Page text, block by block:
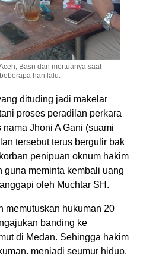
Basri dan mertuanya saat
hari lalu.
dituding jadi makelar
proses peradilan perkara
Jhoni A Gani (suami
tersebut terus bergulir bak
penipuan oknum hakim
guna meminta kembali uang
oleh Muchtar SH.
memutuskan hukuman 20
banding ke
di Medan. Sehingga hakim
menjadi seumur hidup.